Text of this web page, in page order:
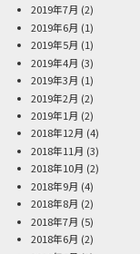
2019年7月 (2)
2019年6月 (1)
2019年5月 (1)
2019年4月 (3)
2019年3月 (1)
2019年2月 (2)
2019年1月 (2)
2018年12月 (4)
2018年11月 (3)
2018年10月 (2)
2018年9月 (4)
2018年8月 (2)
2018年7月 (5)
2018年6月 (2)